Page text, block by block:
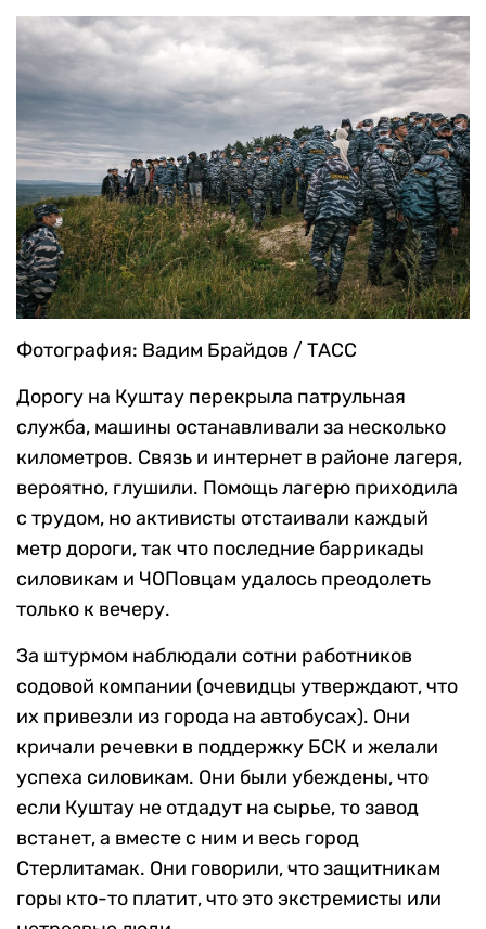
Фотография: Вадим Брайдов / ТАСС
Дорогу на Куштау перекрыла патрульная
служба, машины останавливали за несколько
километров. Связь и интернет в районе лагеря,
вероятно, глушили. Помощь лагерю приходила
с трудом, но активисты отстаивали каждый
метр дороги, так что последние баррикады
силовикам и ЧОПовцам удалось преодолеть
только к вечеру.
За штурмом наблюдали сотни работников
содовой компании (очевидцы утверждают, что
их привезли из города на автобусах). Они
кричали речевки в поддержку БСК и желали
успеха силовикам. Они были убеждены, что
если Куштау не отдадут на сырье, то завод
встанет, а вместе с ним и весь город
Стерлитамак. Они говорили, что защитникам
горы кто-то платит, что это экстремисты или